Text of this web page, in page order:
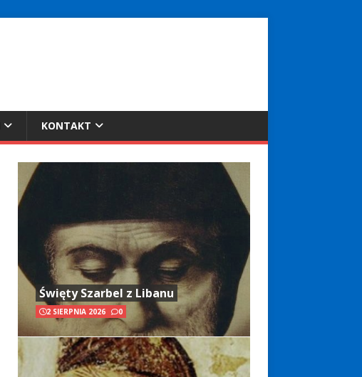
KONTAKT
Święty Szarbel z Libanu
2 SIERPNIA 2026 0